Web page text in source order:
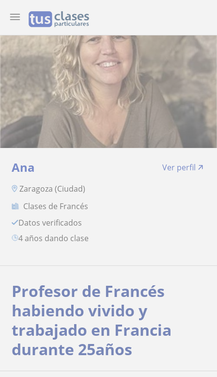
Ana
Ver perfil
Zaragoza (Ciudad)
Clases de Francés
Datos verificados
4 años dando clase
Profesor de Francés
habiendo vivido y
trabajado en Francia
durante 25años